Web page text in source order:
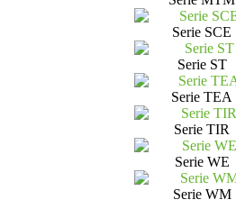
Serie SCE
Serie ST
Serie TEA
Serie TIR
Serie WE
Serie WM